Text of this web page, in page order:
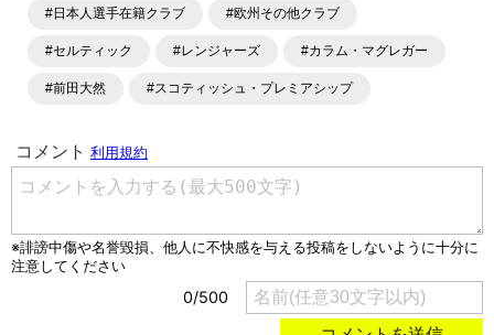
ます。「X」「Instagram」「YouTube」「TikTok」など、
#日本人選手在籍クラブ #欧州その他クラブ
#セルティック #レンジャーズ #カラム・マグレガー
#前田大然 #スコティッシュ・プレミアシップ